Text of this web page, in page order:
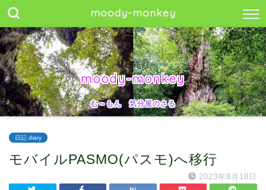
moody-monkey
moody-monkey
む～もん 気分屋のさる
日記 diary
モバイルPASMO(パスモ)へ移行
2023年8月18日